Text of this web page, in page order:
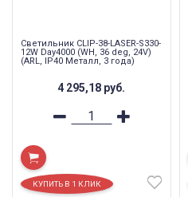
Светильник CLIP-38-LASER-S330-
12W Day4000 (WH, 36 deg, 24V)
(ARL, IP40 Металл, 3 года)
4 295,18 руб.